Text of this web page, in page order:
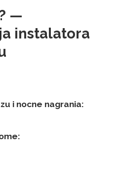
—
instalatora
i nocne nagrania: